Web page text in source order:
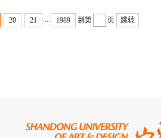
20 21 1989 到第 页 跳转